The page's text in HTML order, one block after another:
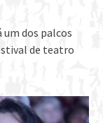
um dos palcos
de teatro